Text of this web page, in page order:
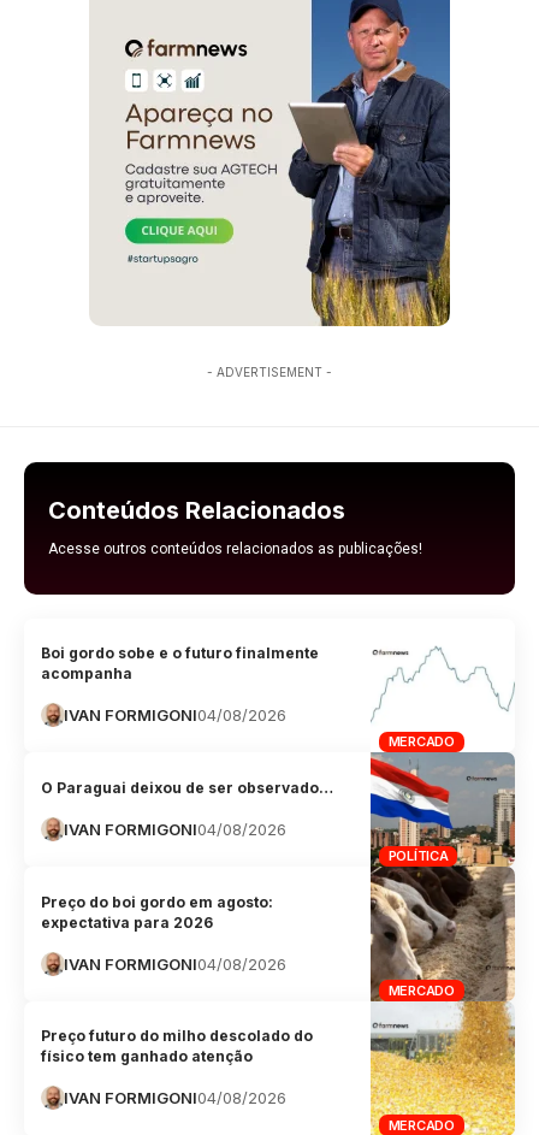
- ADVERTISEMENT -
Conteúdos Relacionados
Acesse outros conteúdos relacionados as publicações!
MERCADO
Boi gordo sobe e o futuro finalmente
acompanha
IVAN FORMIGONI04/08/2026
POLÍTICA
O Paraguai deixou de ser observado…
IVAN FORMIGONI04/08/2026
MERCADO
Preço do boi gordo em agosto:
expectativa para 2026
IVAN FORMIGONI04/08/2026
MERCADO
Preço futuro do milho descolado do
físico tem ganhado atenção
IVAN FORMIGONI04/08/2026